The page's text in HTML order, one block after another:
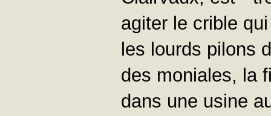
agiter le crible
les lourds pilons
des moniales, la
dans une usine